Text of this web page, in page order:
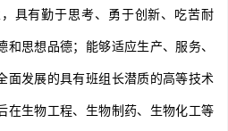
具有勤于思考、勇于创新、吃苦耐
思想品德；能够适应生产、服务、
面发展的具有班组长潜质的高等技术
在生物工程、生物制药、生物化工等